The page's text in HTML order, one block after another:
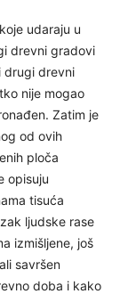
udaraju u
drevni gradovi
drugi drevni
nije mogao
Zatim je
od ovih
ploča
opisuju
tisuća
ljudske rase
izmišljene, još
savršen
doba i kako